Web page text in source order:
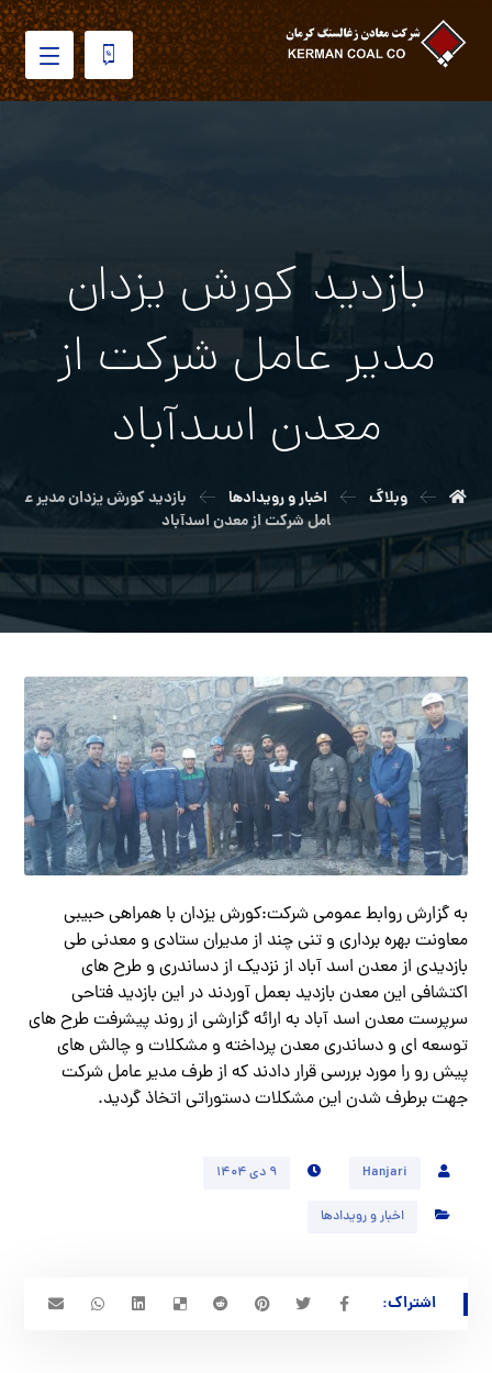
بازدید کورش یزدان
مدیر عامل شرکت از
معدن اسدآباد
وبلاگ اخبار و رویدادها
بازدید کورش یزدان مدیر ع
امل شرکت از معدن اسدآباد
به گزارش روابط عمومی شرکت:کورش یزدان با همراهی حبیبی
معاونت بهره برداری و تنی چند از مدیران ستادی و معدنی طی
بازدیدی از معدن اسد آباد از نزدیک از دساندری و طرح های
اکتشافی این معدن بازدید بعمل آوردند در این بازدید فتاحی
سرپرست معدن اسد آباد به ارائه گزارشی از روند پیشرفت طرح های
توسعه ای و دساندری معدن پرداخته و مشکلات و چالش های
پیش رو را مورد بررسی قرار دادند که از طرف مدیر عامل شرکت
جهت برطرف شدن این مشکلات دستوراتی اتخاذ گردید.
Hanjari ۹ دی ۱۴۰۴
اخبار و رویدادها